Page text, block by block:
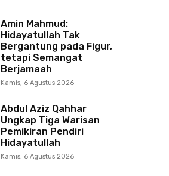
Amin Mahmud:
Hidayatullah Tak
Bergantung pada Figur,
tetapi Semangat
Berjamaah
Kamis, 6 Agustus 2026
Abdul Aziz Qahhar
Ungkap Tiga Warisan
Pemikiran Pendiri
Hidayatullah
Kamis, 6 Agustus 2026